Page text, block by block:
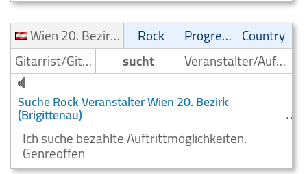
Wien 20. Bezirk (Brigittenau)
Rock Progressive Country
Gitarrist/Gitarrenspieler
sucht Veranstalter/Auftrittsmoeglichkeit
Suche Rock Veranstalter Wien 20. Bezirk
(Brigittenau)
Ich suche bezahlte Auftrittmöglichkeiten.
Genreoffen